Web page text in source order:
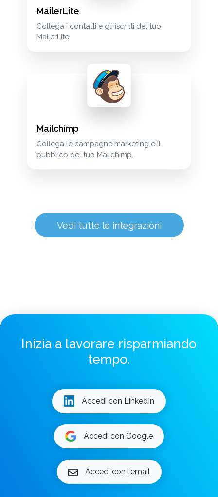
MailerLite
Collega i contatti e gli iscritti del tuo
MailerLite.
Mailchimp
Collega le campagne marketing e il
pubblico del tuo Mailchimp.
Vedi tutte le integrazioni
Inizia a lavorare risparmiando
tempo.
Accedi con LinkedIn
Accedi con Google
Accedi con l'email